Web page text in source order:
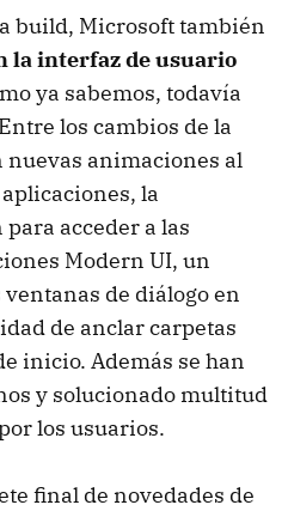
build, Microsoft también
la interfaz de usuario
ya sabemos, todavía
los cambios de la
animaciones al
la
acceder a las
Modern UI, un
de diálogo en
de anclar carpetas
inicio. Además se han
y solucionado multitud
los usuarios.
final de novedades de